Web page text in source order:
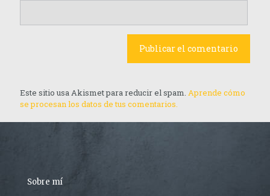
Este sitio usa Akismet para reducir el spam. Aprende cómo
se procesan los datos de tus comentarios.
Sobre mí